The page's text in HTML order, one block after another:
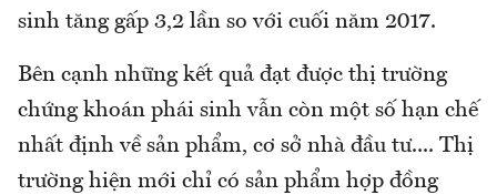
sinh tăng gấp 3,2 lần so với cuối năm 2017.
Bên cạnh những kết quả đạt được thị trường
chứng khoán phái sinh vẫn còn một số hạn chế
nhất định về sản phẩm, cơ sở nhà đầu tư.... Thị
trường hiện mới chỉ có sản phẩm hợp đồng